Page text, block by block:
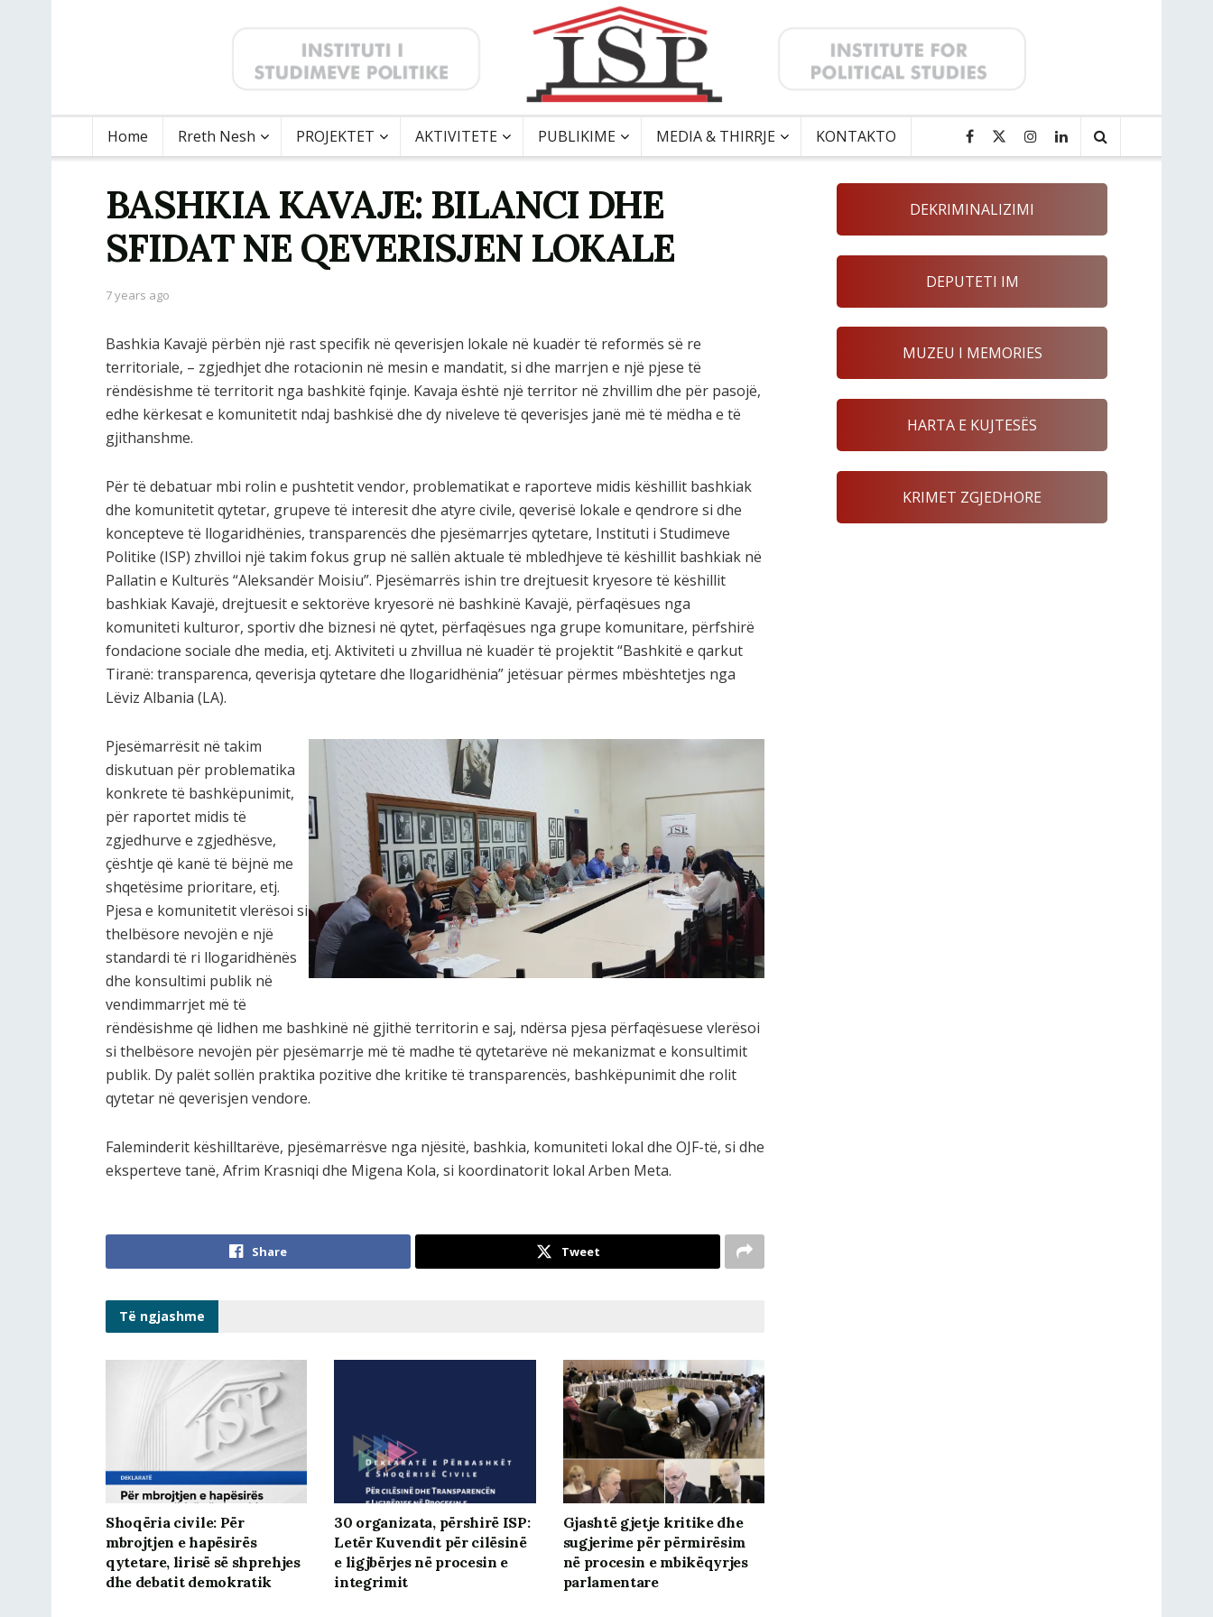
Home Rreth Nesh PROJEKTET AKTIVITETE PUBLIKIME MEDIA & THIRRJE KONTAKTO
BASHKIA KAVAJE: BILANCI DHE
SFIDAT NE QEVERISJEN LOKALE
7 years ago
Bashkia Kavajë përbën një rast specifik në qeverisjen lokale në kuadër të reformës së re
territoriale, – zgjedhjet dhe rotacionin në mesin e mandatit, si dhe marrjen e një pjese të
rëndësishme të territorit nga bashkitë fqinje. Kavaja është një territor në zhvillim dhe për pasojë,
edhe kërkesat e komunitetit ndaj bashkisë dhe dy niveleve të qeverisjes janë më të mëdha e të
gjithanshme.
Për të debatuar mbi rolin e pushtetit vendor, problematikat e raporteve midis këshillit bashkiak
dhe komunitetit qytetar, grupeve të interesit dhe atyre civile, qeverisë lokale e qendrore si dhe
koncepteve të llogaridhënies, transparencës dhe pjesëmarrjes qytetare, Instituti i Studimeve
Politike (ISP) zhvilloi një takim fokus grup në sallën aktuale të mbledhjeve të këshillit bashkiak në
Pallatin e Kulturës “Aleksandër Moisiu”. Pjesëmarrës ishin tre drejtuesit kryesore të këshillit
bashkiak Kavajë, drejtuesit e sektorëve kryesorë në bashkinë Kavajë, përfaqësues nga
komuniteti kulturor, sportiv dhe biznesi në qytet, përfaqësues nga grupe komunitare, përfshirë
fondacione sociale dhe media, etj. Aktiviteti u zhvillua në kuadër të projektit “Bashkitë e qarkut
Tiranë: transparenca, qeverisja qytetare dhe llogaridhënia” jetësuar përmes mbështetjes nga
Lëviz Albania (LA).
Pjesëmarrësit në takim
diskutuan për problematika
konkrete të bashkëpunimit,
për raportet midis të
zgjedhurve e zgjedhësve,
çështje që kanë të bëjnë me
shqetësime prioritare, etj.
Pjesa e komunitetit vlerësoi si
thelbësore nevojën e një
standardi të ri llogaridhënës
dhe konsultimi publik në
vendimmarrjet më të
rëndësishme që lidhen me bashkinë në gjithë territorin e saj, ndërsa pjesa përfaqësuese vlerësoi
si thelbësore nevojën për pjesëmarrje më të madhe të qytetarëve në mekanizmat e konsultimit
publik. Dy palët sollën praktika pozitive dhe kritike të transparencës, bashkëpunimit dhe rolit
qytetar në qeverisjen vendore.
Faleminderit këshilltarëve, pjesëmarrësve nga njësitë, bashkia, komuniteti lokal dhe OJF-të, si dhe
eksperteve tanë, Afrim Krasniqi dhe Migena Kola, si koordinatorit lokal Arben Meta.
Share Tweet
Të ngjashme
Shoqëria civile: Për
mbrojtjen e hapësirës
qytetare, lirisë së shprehjes
dhe debatit demokratik
30 organizata, përshirë ISP:
Letër Kuvendit për cilësinë
e ligjbërjes në procesin e
integrimit
Gjashtë gjetje kritike dhe
sugjerime për përmirësim
në procesin e mbikëqyrjes
parlamentare
DEKRIMINALIZIMI
DEPUTETI IM
MUZEU I MEMORIES
HARTA E KUJTESËS
KRIMET ZGJEDHORE